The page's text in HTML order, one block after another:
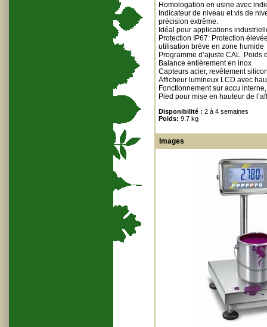
Homologation en usine avec
Indicateur de niveau et vis de
précision extrême.
Idéal pour applications
Protection IP67: Protection
utilisation brève en zone humide
Programme d’ajuste CAL.
Balance entièrement en inox
Capteurs acier, revêtement
Afficheur lumineux LCD avec
Fonctionnement sur accu
Pied pour mise en hauteur de
Disponibilité : 2 à 4 semaines
Poids: 9.7 kg
Images